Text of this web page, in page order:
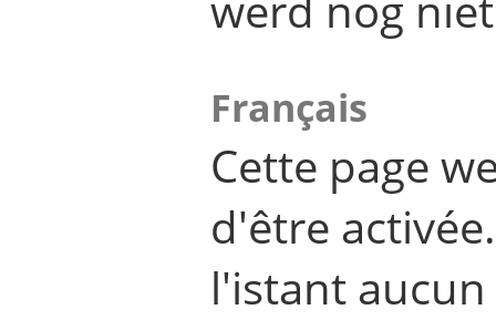
Français
Cette page
d'être
l'istant